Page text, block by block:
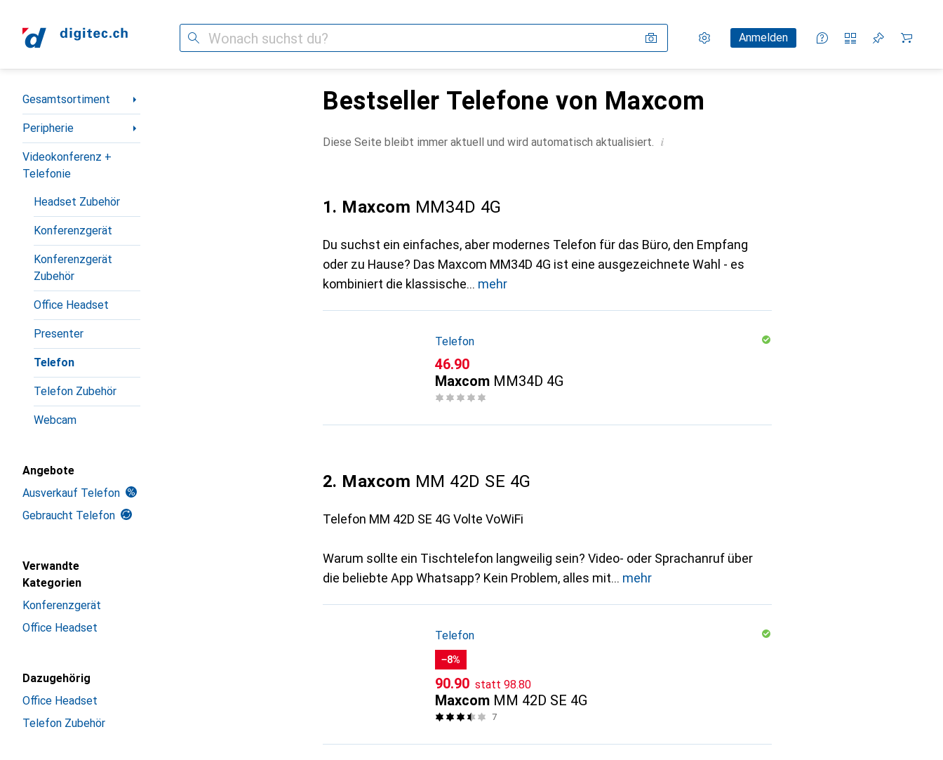
Suche Einstellungen
KundenkontoAnmelden
Vergleichslisten
Merklisten
Warenkorb
Navigation nach Kategorien
Gesamtsortiment
Peripherie
Videokonferenz +
Telefonie
Headset Zubehör
Konferenzgerät
Konferenzgerät
Zubehör
Office Headset
Presenter
Telefon
Telefon Zubehör
Webcam
Angebote
Ausverkauf Telefon
Gebraucht Telefon
Verwandte
Kategorien
Konferenzgerät
Office Headset
Dazugehörig
Office Headset
Telefon Zubehör
Bestseller Telefone von Maxcom
Diese Seite bleibt immer aktuell und wird automatisch aktualisiert. i
1. Maxcom MM34D 4G
Du suchst ein einfaches, aber modernes Telefon für das Büro, den Empfang
oder zu Hause? Das Maxcom MM34D 4G ist eine ausgezeichnete Wahl - es
kombiniert die klassische
mehr
Telefon
CHF
46.90
Maxcom MM34D 4G
2. Maxcom MM 42D SE 4G
Telefon MM 42D SE 4G Volte VoWiFi
Warum sollte ein Tischtelefon langweilig sein? Video- oder Sprachanruf über
die beliebte App Whatsapp? Kein Problem, alles mit
mehr
Telefon
−8%
CHF
90.90 statt CHF
98.80
Maxcom MM 42D SE 4G
7